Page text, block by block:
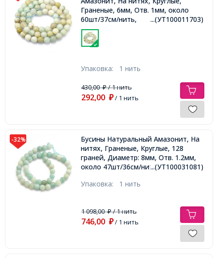
Граненые, 6мм, Отв. 1мм, около
60шт/37см/нить,
...(УТ100011703)
Упаковка: 1 нить
430,00₽/ 1 нить
292,00 ₽/ 1 нить
-32%
Бусины Натуральный Амазонит, На
нитях, Граненые, Круглые, 128
граней, Диаметр: 8мм, Отв. 1.2мм,
около 47шт/36см/нить,...(УТ100031081)
Упаковка: 1 нить
1 098,00₽/ 1 нить
746,00 ₽/ 1 нить